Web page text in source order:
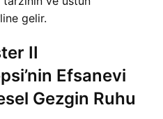
gelir.
II
Efsanevi
Gezgin Ruhu